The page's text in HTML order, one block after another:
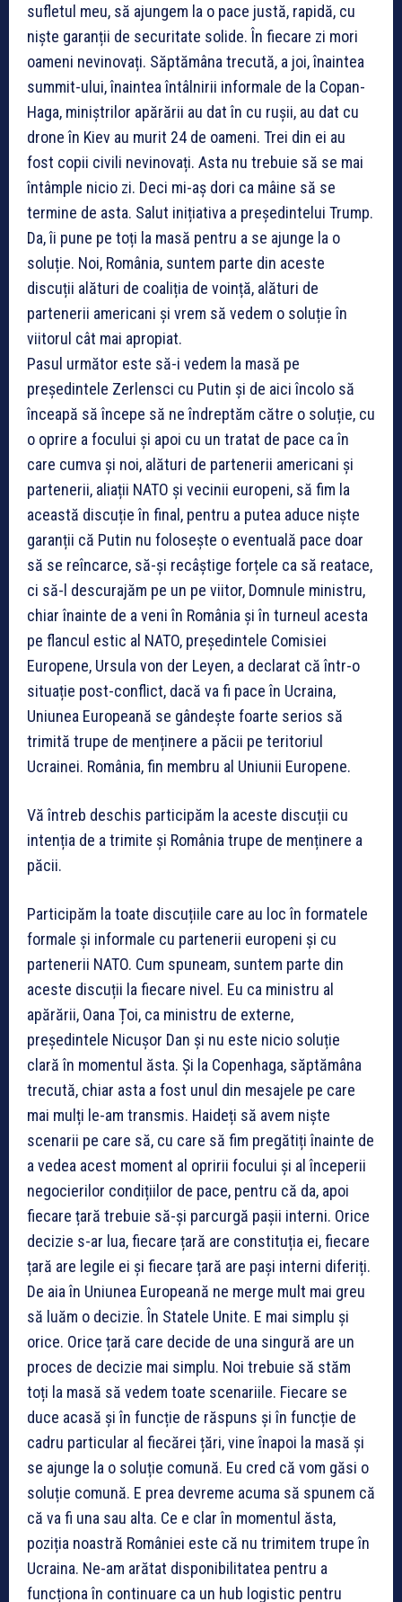
sufletul meu, să ajungem la o pace justă, rapidă, cu
niște garanții de securitate solide. În fiecare zi mori
oameni nevinovați. Săptămâna trecută, a joi, înaintea
summit-ului, înaintea întâlnirii informale de la Copan-
Haga, miniștrilor apărării au dat în cu rușii, au dat cu
drone în Kiev au murit 24 de oameni. Trei din ei au
fost copii civili nevinovați. Asta nu trebuie să se mai
întâmple nicio zi. Deci mi-aș dori ca mâine să se
termine de asta. Salut inițiativa a președintelui Trump.
Da, îi pune pe toți la masă pentru a se ajunge la o
soluție. Noi, România, suntem parte din aceste
discuții alături de coaliția de voință, alături de
partenerii americani și vrem să vedem o soluție în
viitorul cât mai apropiat.
Pasul următor este să-i vedem la masă pe
președintele Zerlensci cu Putin și de aici încolo să
înceapă să începe să ne îndreptăm către o soluție, cu
o oprire a focului și apoi cu un tratat de pace ca în
care cumva și noi, alături de partenerii americani și
partenerii, aliații NATO și vecinii europeni, să fim la
această discuție în final, pentru a putea aduce niște
garanții că Putin nu folosește o eventuală pace doar
să se reîncarce, să-și recâștige forțele ca să reatace,
ci să-l descurajăm pe un pe viitor, Domnule ministru,
chiar înainte de a veni în România și în turneul acesta
pe flancul estic al NATO, președintele Comisiei
Europene, Ursula von der Leyen, a declarat că într-o
situație post-conflict, dacă va fi pace în Ucraina,
Uniunea Europeană se gândește foarte serios să
trimită trupe de menținere a păcii pe teritoriul
Ucrainei. România, fin membru al Uniunii Europene.
Vă întreb deschis participăm la aceste discuții cu
intenția de a trimite și România trupe de menținere a
păcii.
Participăm la toate discuțiile care au loc în formatele
formale și informale cu partenerii europeni și cu
partenerii NATO. Cum spuneam, suntem parte din
aceste discuții la fiecare nivel. Eu ca ministru al
apărării, Oana Țoi, ca ministru de externe,
președintele Nicușor Dan și nu este nicio soluție
clară în momentul ăsta. Și la Copenhaga, săptămâna
trecută, chiar asta a fost unul din mesajele pe care
mai mulți le-am transmis. Haideți să avem niște
scenarii pe care să, cu care să fim pregătiți înainte de
a vedea acest moment al opririi focului și al începerii
negocierilor condițiilor de pace, pentru că da, apoi
fiecare țară trebuie să-și parcurgă pașii interni. Orice
decizie s-ar lua, fiecare țară are constituția ei, fiecare
țară are legile ei și fiecare țară are pași interni diferiți.
De aia în Uniunea Europeană ne merge mult mai greu
să luăm o decizie. În Statele Unite. E mai simplu și
orice. Orice țară care decide de una singură are un
proces de decizie mai simplu. Noi trebuie să stăm
toți la masă să vedem toate scenariile. Fiecare se
duce acasă și în funcție de răspuns și în funcție de
cadru particular al fiecărei țări, vine înapoi la masă și
se ajunge la o soluție comună. Eu cred că vom găsi o
soluție comună. E prea devreme acuma să spunem că
că va fi una sau alta. Ce e clar în momentul ăsta,
poziția noastră României este că nu trimitem trupe în
Ucraina. Ne-am arătat disponibilitatea pentru a
funcționa în continuare ca un hub logistic pentru